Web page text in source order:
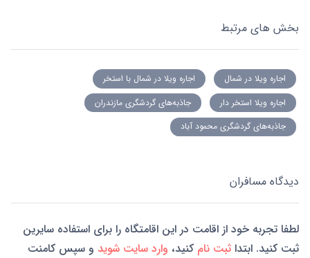
بخش های مرتبط
اجاره ویلا در شمال
اجاره ویلا در شمال با استخر
اجاره ویلا استخر دار
جاذبه‌های گردشگری مازندران
جاذبه‌های گردشگری محمود آباد
دیدگاه مسافران
لطفا تجربه خود از اقامت در این اقامتگاه را برای استفاده سایرین
ثبت کنید. ابتدا ثبت نام کنید، وارد سایت شوید و سپس کامنت